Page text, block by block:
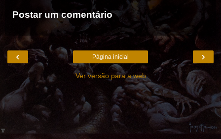
Postar um comentário
‹ ›
Página inicial
Ver versão para a web